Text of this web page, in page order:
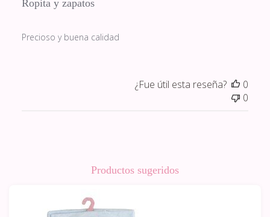
Ropita y zapatos
Precioso y buena calidad
¿Fue útil esta reseña?
0
0
Productos sugeridos